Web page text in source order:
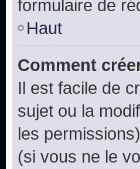
formulaire de
Haut
Comment
Il est facile de
sujet ou la
les
(si vous ne le